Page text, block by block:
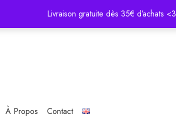
Livraison gratuite dès 35€ d’achats <3
À Propos Contact